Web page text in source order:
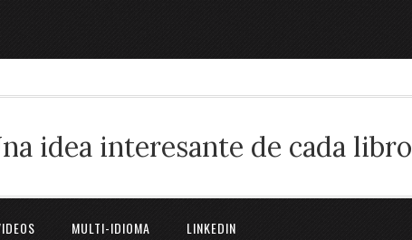
idea interesante de cada libro
MULTI-IDIOMA LINKEDIN